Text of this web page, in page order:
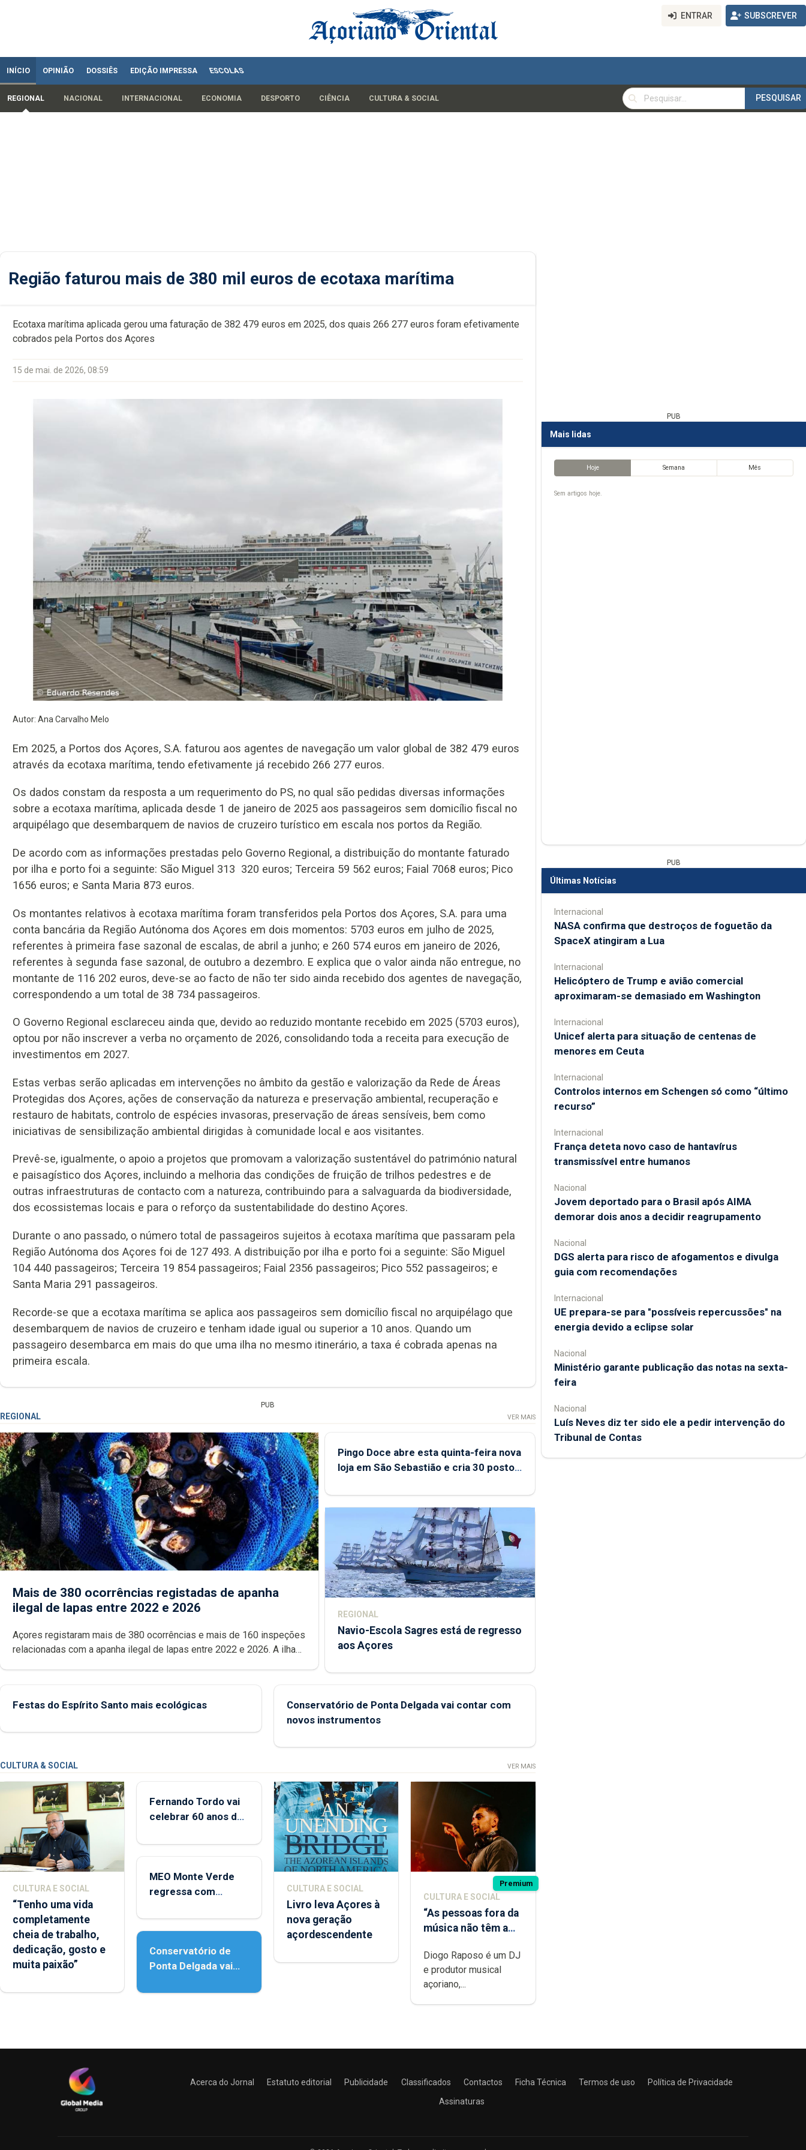
ENTRAR SUBSCREVER
INÍCIO OPINIÃO DOSSIÊS EDIÇÃO IMPRESSA ESCOLAS
REGIONAL NACIONAL INTERNACIONAL ECONOMIA DESPORTO CIÊNCIA CULTURA & SOCIAL
PESQUISAR
PESQUISAR
Região faturou mais de 380 mil euros de ecotaxa marítima
Ecotaxa marítima aplicada gerou uma faturação de 382 479 euros em 2025, dos quais 266 277 euros foram efetivamente
cobrados pela Portos dos Açores
15 de mai. de 2026, 08:59
Autor: Ana Carvalho Melo
Em 2025, a Portos dos Açores, S.A. faturou aos agentes de navegação um valor global de 382 479 euros
através da ecotaxa marítima, tendo efetivamente já recebido 266 277 euros.
Os dados constam da resposta a um requerimento do PS, no qual são pedidas diversas informações
sobre a ecotaxa marítima, aplicada desde 1 de janeiro de 2025 aos passageiros sem domicílio fiscal no
arquipélago que desembarquem de navios de cruzeiro turístico em escala nos portos da Região.
De acordo com as informações prestadas pelo Governo Regional, a distribuição do montante faturado
por ilha e porto foi a seguinte: São Miguel 313 320 euros; Terceira 59 562 euros; Faial 7068 euros; Pico
1656 euros; e Santa Maria 873 euros.
Os montantes relativos à ecotaxa marítima foram transferidos pela Portos dos Açores, S.A. para uma
conta bancária da Região Autónoma dos Açores em dois momentos: 5703 euros em julho de 2025,
referentes à primeira fase sazonal de escalas, de abril a junho; e 260 574 euros em janeiro de 2026,
referentes à segunda fase sazonal, de outubro a dezembro. E explica que o valor ainda não entregue, no
montante de 116 202 euros, deve-se ao facto de não ter sido ainda recebido dos agentes de navegação,
correspondendo a um total de 38 734 passageiros.
O Governo Regional esclareceu ainda que, devido ao reduzido montante recebido em 2025 (5703 euros),
optou por não inscrever a verba no orçamento de 2026, consolidando toda a receita para execução de
investimentos em 2027.
Estas verbas serão aplicadas em intervenções no âmbito da gestão e valorização da Rede de Áreas
Protegidas dos Açores, ações de conservação da natureza e preservação ambiental, recuperação e
restauro de habitats, controlo de espécies invasoras, preservação de áreas sensíveis, bem como
iniciativas de sensibilização ambiental dirigidas à comunidade local e aos visitantes.
Prevê-se, igualmente, o apoio a projetos que promovam a valorização sustentável do património natural
e paisagístico dos Açores, incluindo a melhoria das condições de fruição de trilhos pedestres e de
outras infraestruturas de contacto com a natureza, contribuindo para a salvaguarda da biodiversidade,
dos ecossistemas locais e para o reforço da sustentabilidade do destino Açores.
Durante o ano passado, o número total de passageiros sujeitos à ecotaxa marítima que passaram pela
Região Autónoma dos Açores foi de 127 493. A distribuição por ilha e porto foi a seguinte: São Miguel
104 440 passageiros; Terceira 19 854 passageiros; Faial 2356 passageiros; Pico 552 passageiros; e
Santa Maria 291 passageiros.
Recorde-se que a ecotaxa marítima se aplica aos passageiros sem domicílio fiscal no arquipélago que
desembarquem de navios de cruzeiro e tenham idade igual ou superior a 10 anos. Quando um
passageiro desembarca em mais do que uma ilha no mesmo itinerário, a taxa é cobrada apenas na
primeira escala.
PUB
REGIONAL VER MAIS
Mais de 380 ocorrências registadas de apanha
ilegal de lapas entre 2022 e 2026
Açores registaram mais de 380 ocorrências e mais de 160 inspeções
relacionadas com a apanha ilegal de lapas entre 2022 e 2026. A ilha
Pingo Doce abre esta quinta-feira nova
loja em São Sebastião e cria 30 postos
REGIONAL
Navio-Escola Sagres está de regresso
aos Açores
Festas do Espírito Santo mais ecológicas
Conservatório de Ponta Delgada vai contar com
novos instrumentos
CULTURA & SOCIAL VER MAIS
CULTURA E SOCIAL
“Tenho uma vida
completamente
cheia de trabalho,
dedicação, gosto e
muita paixão”
Fernando Tordo vai
celebrar 60 anos de
Micaelense
MEO Monte Verde
regressa com
acessibilidade
Conservatório de
Ponta Delgada vai
instrumentos
CULTURA E SOCIAL
Livro leva Açores à
nova geração
açordescendente
Premium
CULTURA E SOCIAL
“As pessoas fora da
música não têm a
difícil é produzir
uma música”
Diogo Raposo é um DJ
e produtor musical
açoriano,...
PUB
Mais lidas
Hoje Semana Mês
Sem artigos hoje.
PUB
Últimas Notícias
Internacional
NASA confirma que destroços de foguetão da
SpaceX atingiram a Lua
Internacional
Helicóptero de Trump e avião comercial
aproximaram-se demasiado em Washington
Internacional
Unicef alerta para situação de centenas de
menores em Ceuta
Internacional
Controlos internos em Schengen só como “último
recurso”
Internacional
França deteta novo caso de hantavírus
transmissível entre humanos
Nacional
Jovem deportado para o Brasil após AIMA
demorar dois anos a decidir reagrupamento
Nacional
DGS alerta para risco de afogamentos e divulga
guia com recomendações
Internacional
UE prepara-se para "possíveis repercussões" na
energia devido a eclipse solar
Nacional
Ministério garante publicação das notas na sexta-
feira
Nacional
Luís Neves diz ter sido ele a pedir intervenção do
Tribunal de Contas
Acerca do Jornal Estatuto editorial Publicidade Classificados Contactos Ficha Técnica Termos de uso
Política de Privacidade
Assinaturas